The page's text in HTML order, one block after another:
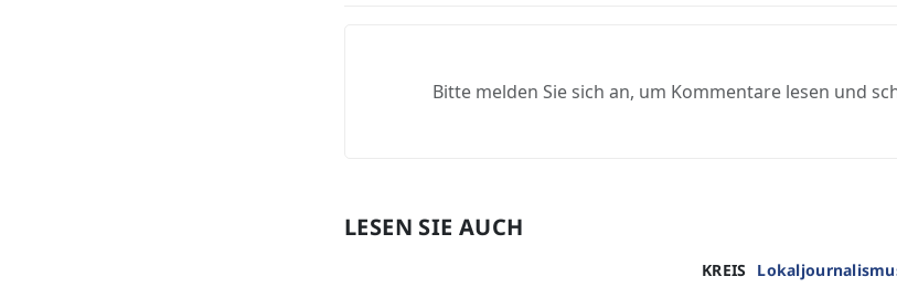
Bitte melden Sie sich an, um Kommentare lesen und
LESEN SIE AUCH
KREIS